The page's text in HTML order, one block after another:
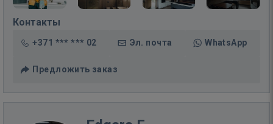
Контакты
+371 *** *** 02 Эл. почта WhatsApp
Предложить заказ